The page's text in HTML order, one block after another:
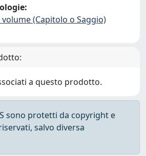
(Capitolo o Saggio)
a questo prodotto.
sono protetti da copyright e
salvo diversa